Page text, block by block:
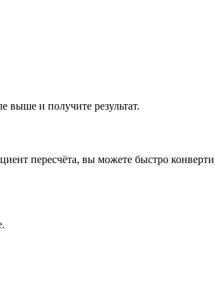
выше и получите результат.
пересчёта, вы можете быстро